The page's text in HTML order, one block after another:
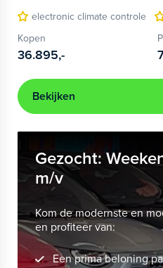
electronic climate controle
Kopen
36.895,-
Bekijken
Gezocht:
m/v
Kom de modernste en
en profiteer van:
Een prima beloning